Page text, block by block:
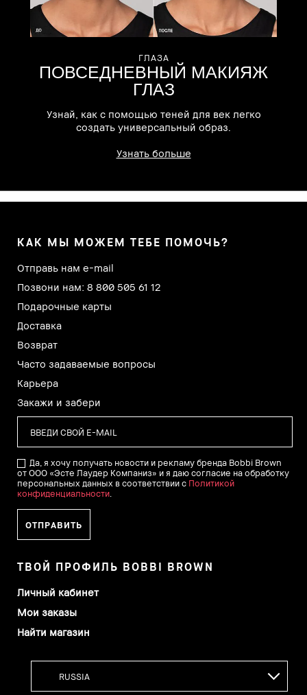
ГЛАЗА
ПОВСЕДНЕВНЫЙ МАКИЯЖ
ГЛАЗ
Узнай, как с помощью теней для век легко
создать универсальный образ.
Узнать больше
КАК МЫ МОЖЕМ ТЕБЕ ПОМОЧЬ?
Отправь нам e-mail
Позвони нам: 8 800 505 61 12
Подарочные карты
Доставка
Возврат
Часто задаваемые вопросы
Карьера
Закажи и забери
Да, я хочу получать новости и рекламу бренда Bobbi Brown
от ООО «Эсте Лаудер Компаниз» и я даю согласие на обработку
персональных данных в соответствии с Политикой
конфиденциальности.
ТВОЙ ПРОФИЛЬ BOBBI BROWN
Личный кабинет
Мои заказы
Найти магазин